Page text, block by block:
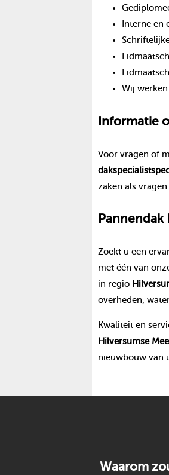
Interne en
Wij
Informatie
Voor vragen of
dakspecialist
zaken als
Pannendak
Zoekt u een
met één van
in regio
overheden,
Kwaliteit en
Hilversumse
nieuwbouw van
Waarom